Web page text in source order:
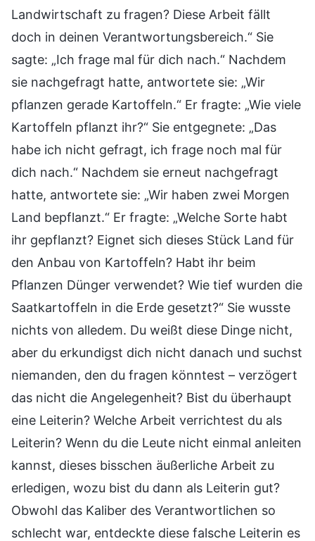
Landwirtschaft zu fragen? Diese Arbeit fällt
doch in deinen Verantwortungsbereich.“ Sie
sagte: „Ich frage mal für dich nach.“ Nachdem
sie nachgefragt hatte, antwortete sie: „Wir
pflanzen gerade Kartoffeln.“ Er fragte: „Wie viele
Kartoffeln pflanzt ihr?“ Sie entgegnete: „Das
habe ich nicht gefragt, ich frage noch mal für
dich nach.“ Nachdem sie erneut nachgefragt
hatte, antwortete sie: „Wir haben zwei Morgen
Land bepflanzt.“ Er fragte: „Welche Sorte habt
ihr gepflanzt? Eignet sich dieses Stück Land für
den Anbau von Kartoffeln? Habt ihr beim
Pflanzen Dünger verwendet? Wie tief wurden die
Saatkartoffeln in die Erde gesetzt?“ Sie wusste
nichts von alledem. Du weißt diese Dinge nicht,
aber du erkundigst dich nicht danach und suchst
niemanden, den du fragen könntest – verzögert
das nicht die Angelegenheit? Bist du überhaupt
eine Leiterin? Welche Arbeit verrichtest du als
Leiterin? Wenn du die Leute nicht einmal anleiten
kannst, dieses bisschen äußerliche Arbeit zu
erledigen, wozu bist du dann als Leiterin gut?
Obwohl das Kaliber des Verantwortlichen so
schlecht war, entdeckte diese falsche Leiterin es